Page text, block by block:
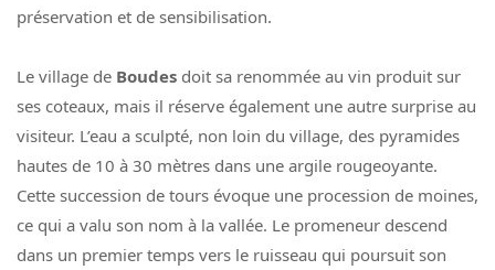
préservation et de sensibilisation.
Le village de Boudes doit sa renommée au vin produit sur
ses coteaux, mais il réserve également une autre surprise au
visiteur. L’eau a sculpté, non loin du village, des pyramides
hautes de 10 à 30 mètres dans une argile rougeoyante.
Cette succession de tours évoque une procession de moines,
ce qui a valu son nom à la vallée. Le promeneur descend
dans un premier temps vers le ruisseau qui poursuit son